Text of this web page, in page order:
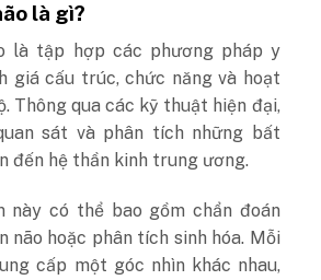
là gì?
là tập hợp các phương pháp y
giá cấu trúc, chức năng và hoạt
Thông qua các kỹ thuật hiện đại,
sát và phân tích những bất
đến hệ thần kinh trung ương.
này có thể bao gồm chẩn đoán
não hoặc phân tích sinh hóa. Mỗi
cấp một góc nhìn khác nhau,